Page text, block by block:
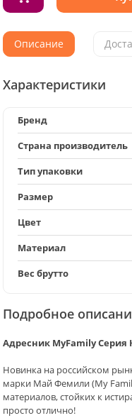
Описание
Характеристики
Бренд
Страна производитель
Тип упаковки
Размер
Цвет
Материал
Вес брутто
Подробное
Адресник MyFamily Серия
Новинка на российском
марки Май Фемили (My
материалов, стойких к
просто отлично!